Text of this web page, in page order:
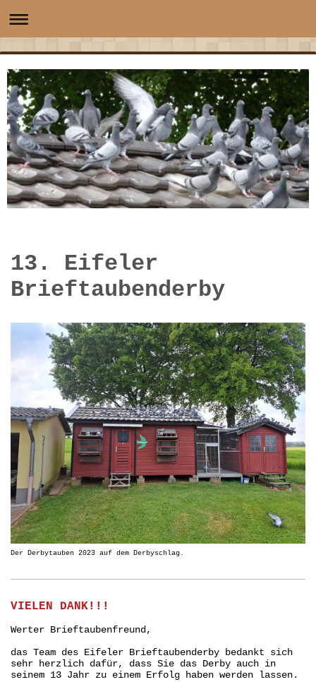
13. Eifeler
Brieftaubenderby
Der Derbytauben 2023 auf dem Derbyschlag.
VIELEN DANK!!!
Werter Brieftaubenfreund,
das Team des Eifeler Brieftaubenderby bedankt sich
sehr herzlich dafür, dass Sie das Derby auch in
seinem 13 Jahr zu einem Erfolg haben werden lassen.